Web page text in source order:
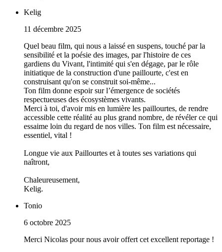
Kelig
11 décembre 2025
Quel beau film, qui nous a laissé en suspens, touché par la
sensibilité et la poésie des images, par l'histoire de ces
gardiens du Vivant, l'intimité qui s'en dégage, par le rôle
initiatique de la construction d'une paillourte, c'est en
construisant qu'on se construit soi-même...
Ton film donne espoir sur l’émergence de sociétés
respectueuses des écosystèmes vivants.
Merci à toi, d'avoir mis en lumière les paillourtes, de rendre
accessible cette réalité au plus grand nombre, de révéler ce qui
essaime loin du regard de nos villes. Ton film est nécessaire,
essentiel, vital !
Longue vie aux Paillourtes et à toutes ses variations qui
naîtront,
Chaleureusement,
Kelig.
Tonio
6 octobre 2025
Merci Nicolas pour nous avoir offert cet excellent reportage !